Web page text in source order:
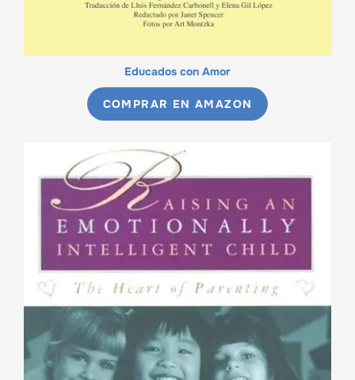
Educados con Amor
COMPRAR EN AMAZON